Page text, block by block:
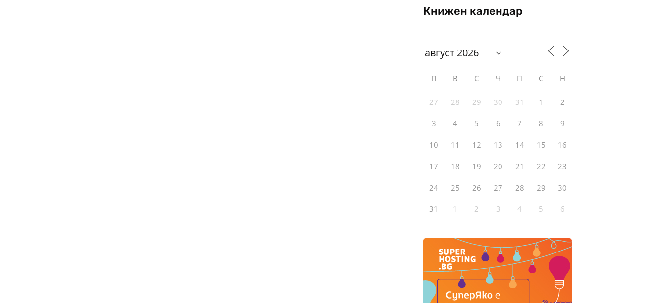
Книжен календар
П В С Ч П С Н
27 28 29 30 31 1 2
3 4 5 6 7 8 9
10 11 12 13 14 15 16
17 18 19 20 21 22 23
24 25 26 27 28 29 30
31 1 2 3 4 5 6